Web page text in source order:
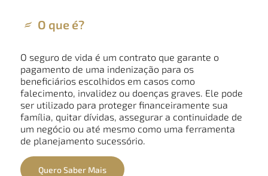
O que é?
O seguro de vida é um contrato que garante o
pagamento de uma indenização para os
beneficiários escolhidos em casos como
falecimento, invalidez ou doenças graves. Ele pode
ser utilizado para proteger financeiramente sua
família, quitar dívidas, assegurar a continuidade de
um negócio ou até mesmo como uma ferramenta
de planejamento sucessório.
Quero Saber Mais